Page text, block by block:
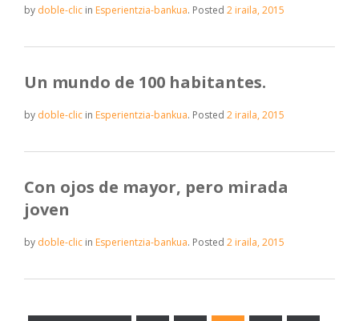
by doble-clic in Esperientzia-bankua. Posted 2 iraila, 2015
Un mundo de 100 habitantes.
by doble-clic in Esperientzia-bankua. Posted 2 iraila, 2015
Con ojos de mayor, pero mirada
joven
by doble-clic in Esperientzia-bankua. Posted 2 iraila, 2015